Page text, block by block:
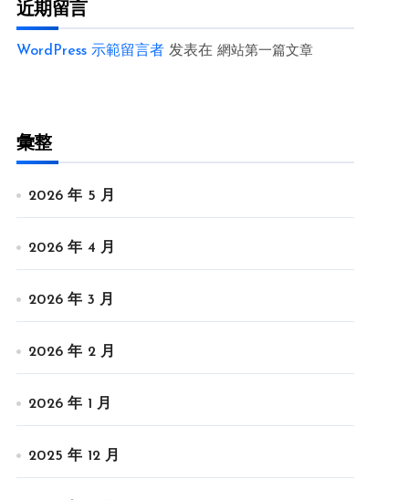
近期留言
WordPress 示範留言者 发表在 網站第一篇文章
彙整
2026 年 5 月
2026 年 4 月
2026 年 3 月
2026 年 2 月
2026 年 1 月
2025 年 12 月